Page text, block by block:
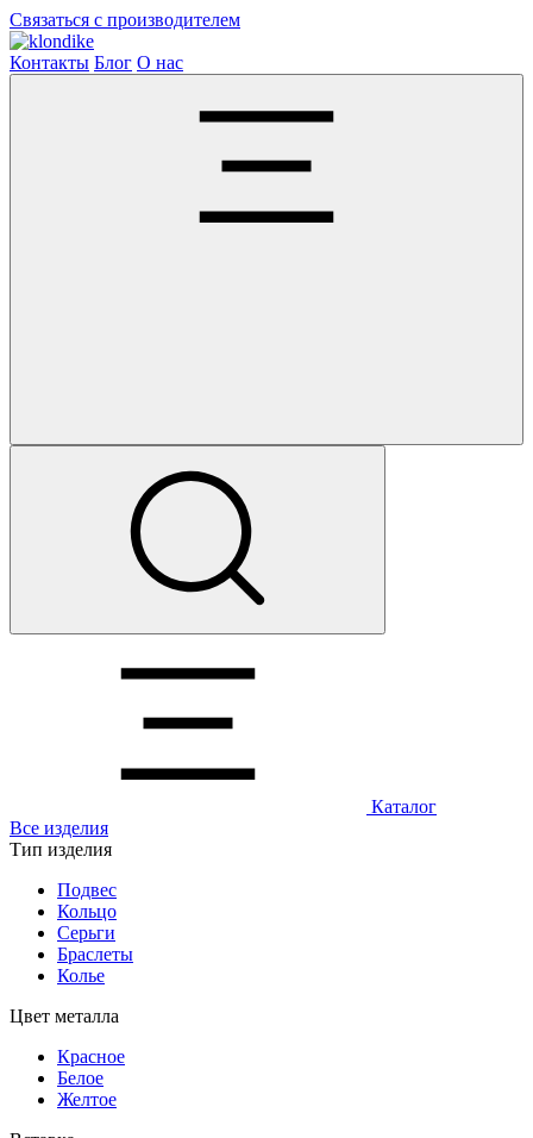
Связаться с производителем
Контакты Блог О нас
Каталог
Все изделия
Тип изделия
Подвес
Кольцо
Серьги
Браслеты
Колье
Цвет металла
Красное
Белое
Желтое